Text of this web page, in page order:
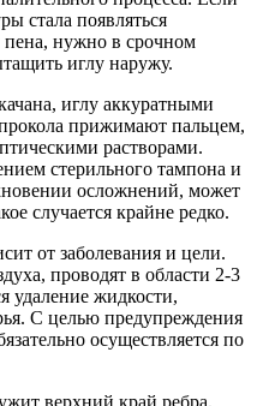
стала появляться
пена, нужно в срочном
иглу наружу.
иглу аккуратными
прижимают пальцем,
растворами.
стерильного тампона и
осложнений, может
случается крайне редко.
от заболевания и цели.
проводят в области 2-3
удаление жидкости,
С целью предупреждения
осуществляется по